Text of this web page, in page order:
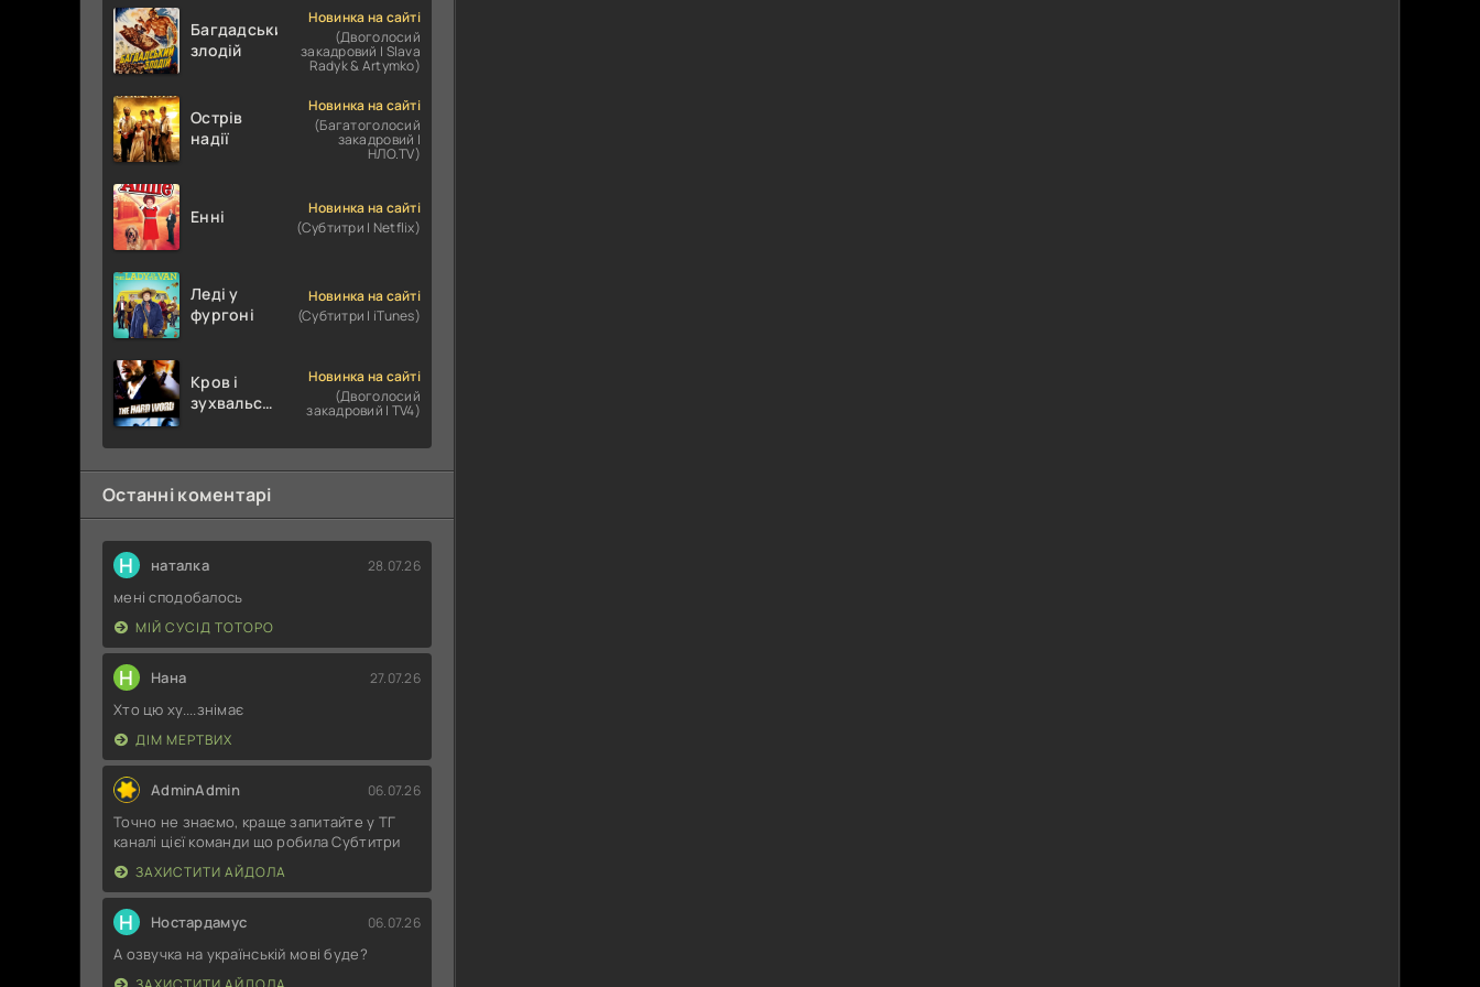
Багдадський
злодій
Новинка на сайті
(Двоголосий
закадровий | Slava
Radyk & Artymko)
Острів
надії
Новинка на сайті
(Багатоголосий
закадровий |
НЛО.TV)
Енні
Новинка на сайті
(Субтитри | Netflix)
Леді у
фургоні
Новинка на сайті
(Субтитри | iTunes)
Кров і
зухвальство
пограбування
Новинка на сайті
(Двоголосий
закадровий | TV4)
Останні коментарі
Н наталка 28.07.26
мені сподобалось
МІЙ СУСІД ТОТОРО
Н Нана 27.07.26
Хто цю ху....знімає
ДІМ МЕРТВИХ
AdminAdmin 06.07.26
Точно не знаємо, краще запитайте у ТГ
каналі цієї команди що робила Субтитри
ЗАХИСТИТИ АЙДОЛА
Н Ностардамус 06.07.26
А озвучка на українській мові буде?